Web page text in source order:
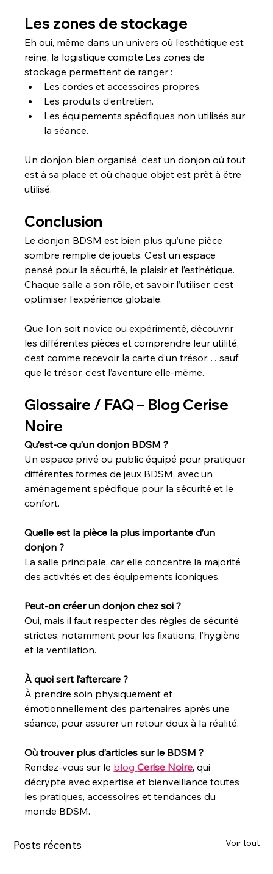
Les zones de stockage
Eh oui, même dans un univers où l’esthétique est
reine, la logistique compte.Les zones de
stockage permettent de ranger :
Les cordes et accessoires propres.
Les produits d’entretien.
Les équipements spécifiques non utilisés sur
la séance.
Un donjon bien organisé, c’est un donjon où tout
est à sa place et où chaque objet est prêt à être
utilisé.
Conclusion
Le donjon BDSM est bien plus qu’une pièce
sombre remplie de jouets. C’est un espace
pensé pour la sécurité, le plaisir et l’esthétique.
Chaque salle a son rôle, et savoir l’utiliser, c’est
optimiser l’expérience globale.
Que l’on soit novice ou expérimenté, découvrir
les différentes pièces et comprendre leur utilité,
c’est comme recevoir la carte d’un trésor… sauf
que le trésor, c’est l’aventure elle-même.
Glossaire / FAQ – Blog Cerise
Noire
Qu’est-ce qu’un donjon BDSM ?
Un espace privé ou public équipé pour pratiquer
différentes formes de jeux BDSM, avec un
aménagement spécifique pour la sécurité et le
confort.
Quelle est la pièce la plus importante d’un
donjon ?
La salle principale, car elle concentre la majorité
des activités et des équipements iconiques.
Peut-on créer un donjon chez soi ?
Oui, mais il faut respecter des règles de sécurité
strictes, notamment pour les fixations, l’hygiène
et la ventilation.
À quoi sert l’aftercare ?
À prendre soin physiquement et
émotionnellement des partenaires après une
séance, pour assurer un retour doux à la réalité.
Où trouver plus d’articles sur le BDSM ?
Rendez-vous sur le blog Cerise Noire, qui
décrypte avec expertise et bienveillance toutes
les pratiques, accessoires et tendances du
monde BDSM.
Posts récents Voir tout